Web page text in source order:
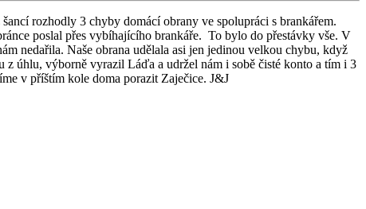
rozhodly 3 chyby domácí obrany ve spolupráci s brankářem.
poslal přes vybíhajícího brankáře. To bylo do přestávky vše. V
nedařila. Naše obrana udělala asi jen jedinou velkou chybu, když
z úhlu, výborně vyrazil Láďa a udržel nám i sobě čisté konto a tím i 3
v příštím kole doma porazit Zaječice. J&J